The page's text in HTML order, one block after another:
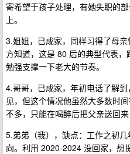
寄希望于孩子处理，有她失职的
上。
3.姐姐，已成家，同样习得了母
方知道，这是 80 后的典型代表
勉强支撑一下老大的节奏。
4.哥哥，已成家，年初电话了解
见，但这个情况他虽然大多数时
不多，只能在喝醉后把父亲送回来
5.弟弟（我），缺点：工作之初
向。利用 2020-2024 没回家，想